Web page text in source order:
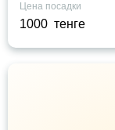
Цена посадки
1000 тенге